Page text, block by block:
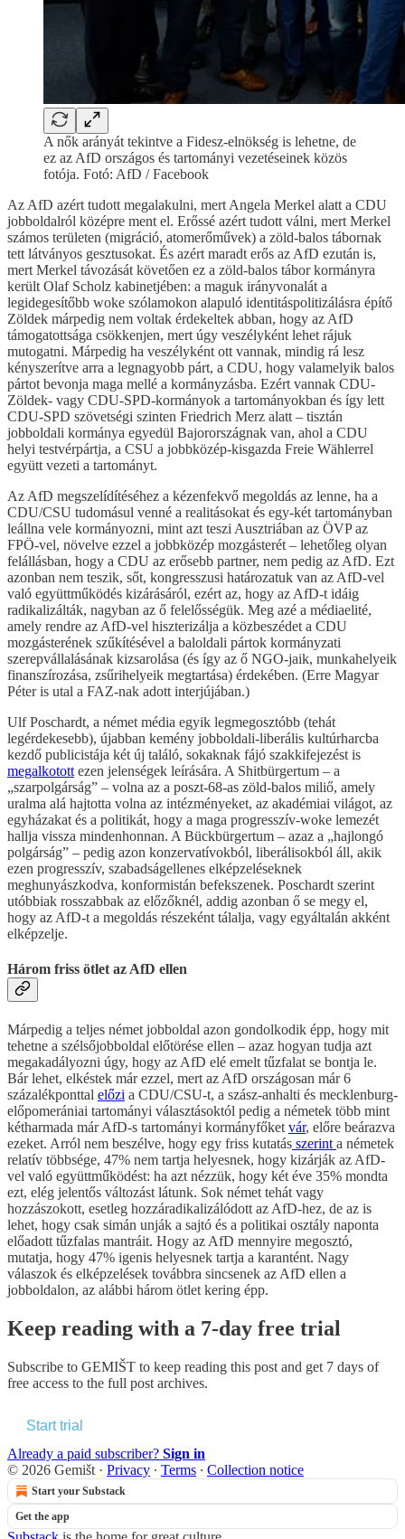
A nők arányát tekintve a Fidesz-elnökség is lehetne, de
ez az AfD országos és tartományi vezetéseinek közös
fotója. Fotó: AfD / Facebook
Az AfD azért tudott megalakulni, mert Angela Merkel alatt a CDU
jobboldalról középre ment el. Erőssé azért tudott válni, mert Merkel
számos területen (migráció, atomerőművek) a zöld-balos tábornak
tett látványos gesztusokat. És azért maradt erős az AfD ezután is,
mert Merkel távozását követően ez a zöld-balos tábor kormányra
került Olaf Scholz kabinetjében: a maguk irányvonalát a
legidegesítőbb woke szólamokon alapuló identitáspolitizálásra építő
Zöldek márpedig nem voltak érdekeltek abban, hogy az AfD
támogatottsága csökkenjen, mert úgy veszélyként lehet rájuk
mutogatni. Márpedig ha veszélyként ott vannak, mindig rá lesz
kényszerítve arra a legnagyobb párt, a CDU, hogy valamelyik balos
pártot bevonja maga mellé a kormányzásba. Ezért vannak CDU-
Zöldek- vagy CDU-SPD-kormányok a tartományokban és így lett
CDU-SPD szövetségi szinten Friedrich Merz alatt – tisztán
jobboldali kormánya egyedül Bajorországnak van, ahol a CDU
helyi testvérpártja, a CSU a jobbközép-kisgazda Freie Wählerrel
együtt vezeti a tartományt.
Az AfD megszelídítéséhez a kézenfekvő megoldás az lenne, ha a
CDU/CSU tudomásul venné a realitásokat és egy-két tartományban
leállna vele kormányozni, mint azt teszi Ausztriában az ÖVP az
FPÖ-vel, növelve ezzel a jobbközép mozgásterét – lehetőleg olyan
felállásban, hogy a CDU az erősebb partner, nem pedig az AfD. Ezt
azonban nem teszik, sőt, kongresszusi határozatuk van az AfD-vel
való együttműködés kizárásáról, ezért az, hogy az AfD-t idáig
radikalizálták, nagyban az ő felelősségük. Meg azé a médiaelité,
amely rendre az AfD-vel hiszterizálja a közbeszédet a CDU
mozgásterének szűkítésével a baloldali pártok kormányzati
szerepvállalásának kizsarolása (és így az ő NGO-jaik, munkahelyeik
finanszírozása, zsűrihelyeik megtartása) érdekében. (Erre Magyar
Péter is utal a FAZ-nak adott interjújában.)
Ulf Poschardt, a német média egyik legmegosztóbb (tehát
legérdekesebb), újabban kemény jobboldali-liberális kultúrharcba
kezdő publicistája két új találó, sokaknak fájó szakkifejezést is
megalkotott ezen jelenségek leírására. A Shitbürgertum – a
„szarpolgárság” – volna az a poszt-68-as zöld-balos miliő, amely
uralma alá hajtotta volna az intézményeket, az akadémiai világot, az
egyházakat és a politikát, hogy a maga progresszív-woke lemezét
hallja vissza mindenhonnan. A Bückbürgertum – azaz a „hajlongó
polgárság” – pedig azon konzervatívokból, liberálisokból áll, akik
ezen progresszív, szabadságellenes elképzeléseknek
meghunyászkodva, konformistán befekszenek. Poschardt szerint
utóbbiak rosszabbak az előzőknél, addig azonban ő se megy el,
hogy az AfD-t a megoldás részeként tálalja, vagy egyáltalán akként
elképzelje.
Három friss ötlet az AfD ellen
Márpedig a teljes német jobboldal azon gondolkodik épp, hogy mit
tehetne a szélsőjobboldal előtörése ellen – azaz hogyan tudja azt
megakadályozni úgy, hogy az AfD elé emelt tűzfalat se bontja le.
Bár lehet, elkéstek már ezzel, mert az AfD országosan már 6
százalékponttal előzi a CDU/CSU-t, a szász-anhalti és mecklenburg-
előpomerániai tartományi választásoktól pedig a németek több mint
kétharmada már AfD-s tartományi kormányfőket vár, előre beárazva
ezeket. Arról nem beszélve, hogy egy friss kutatás szerint a németek
relatív többsége, 47% nem tartja helyesnek, hogy kizárják az AfD-
vel való együttműködést: ha azt nézzük, hogy két éve 35% mondta
ezt, elég jelentős változást látunk. Sok német tehát vagy
hozzászokott, esetleg hozzáradikalizálódott az AfD-hez, de az is
lehet, hogy csak simán unják a sajtó és a politikai osztály naponta
előadott tűzfalas mantráit. Hogy az AfD mennyire megosztó,
mutatja, hogy 47% igenis helyesnek tartja a karantént. Nagy
válaszok és elképzelések továbbra sincsenek az AfD ellen a
jobboldalon, az alábbi három ötlet kering épp.
Keep reading with a 7-day free trial
Subscribe to GEMIŠT to keep reading this post and get 7 days of
free access to the full post archives.
Start trial
Already a paid subscriber? Sign in
© 2026 Gemišt · Privacy ∙ Terms ∙ Collection notice
Start your Substack
Get the app